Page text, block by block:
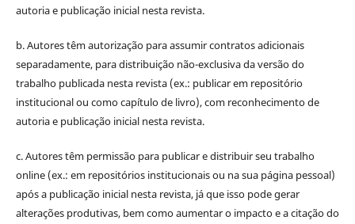
autoria e publicação inicial nesta revista.
b. Autores têm autorização para assumir contratos adicionais
separadamente, para distribuição não-exclusiva da versão do
trabalho publicada nesta revista (ex.: publicar em repositório
institucional ou como capítulo de livro), com reconhecimento de
autoria e publicação inicial nesta revista.
c. Autores têm permissão para publicar e distribuir seu trabalho
online (ex.: em repositórios institucionais ou na sua página pessoal)
após a publicação inicial nesta revista, já que isso pode gerar
alterações produtivas, bem como aumentar o impacto e a citação do